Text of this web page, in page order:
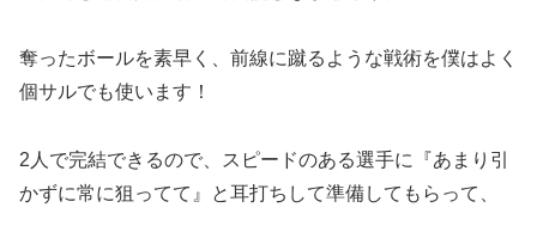
奪ったボールを素早く、前線に蹴るような戦術を僕はよく
個サルでも使います！
2人で完結できるので、スピードのある選手に『あまり引
かずに常に狙ってて』と耳打ちして準備してもらって、